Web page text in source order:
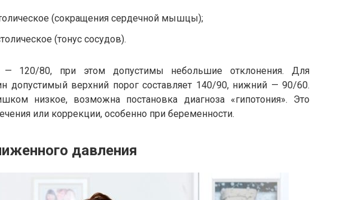
(сокращения сердечной мышцы);
(тонус сосудов).
— 120/80, при этом допустимы небольшие отклонения. Для
допустимый верхний порог составляет 140/90, нижний — 90/60.
низкое, возможна постановка диагноза «гипотония». Это
или коррекции, особенно при беременности.
давления